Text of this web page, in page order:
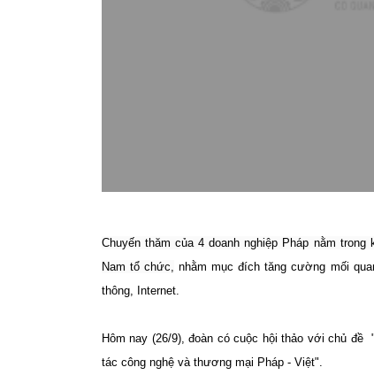
Chuyến thăm của 4 doanh nghiệp Pháp nằm
Nam tổ chức,
nhằm mục đích tăng cường mối
thông, Internet.
Hôm nay (26/9), đoàn có cuộc hội thảo với chủ
tác công nghệ và thương mại Pháp - Việt".